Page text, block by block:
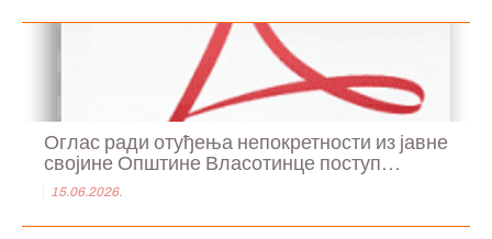
Оглас ради отуђења непокретности из јавне
својине Општине Власотинце поступ...
15.06.2026.